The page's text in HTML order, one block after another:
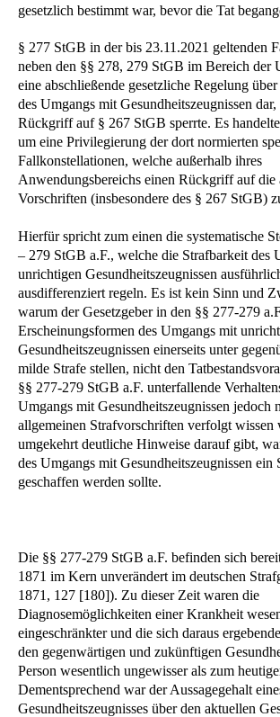
gesetzlich bestimmt war, bevor die Tat
§ 277 StGB in der bis 23.11.2021 geltenden
neben den §§ 278, 279 StGB im Bereich der
eine abschließende gesetzliche Regelung
des Umgangs mit Gesundheitszeugnissen
Rückgriff auf § 267 StGB sperrte. Es
um eine Privilegierung der dort normierten
Fallkonstellationen, welche außerhalb ihres
Anwendungsbereichs einen Rückgriff auf die
Vorschriften (insbesondere des § 267 StGB)
Hierfür spricht zum einen die systematische
– 279 StGB a.F., welche die Strafbarkeit des
unrichtigen Gesundheitszeugnissen
ausdifferenziert regeln. Es ist kein Sinn und
warum der Gesetzgeber in den §§ 277-279
Erscheinungsformen des Umgangs mit
Gesundheitszeugnissen einerseits unter
milde Strafe stellen, nicht den
§§ 277-279 StGB a.F. unterfallende
Umgangs mit Gesundheitszeugnissen jedoch
allgemeinen Strafvorschriften verfolgt wissen
umgekehrt deutliche Hinweise darauf gibt,
des Umgangs mit Gesundheitszeugnissen ein
geschaffen werden sollte.
Die §§ 277-279 StGB a.F. befinden sich
1871 im Kern unverändert im deutschen
1871, 127 [180]). Zu dieser Zeit waren die
Diagnosemöglichkeiten einer Krankheit
eingeschränkter und die sich daraus
den gegenwärtigen und zukünftigen
Person wesentlich ungewisser als zum
Dementsprechend war der Aussagegehalt
Gesundheitszeugnisses über den aktuellen